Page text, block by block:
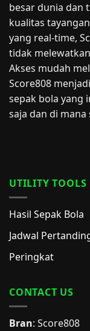
besar dunia dan
kualitas
yang real-time,
tidak
Akses mudah
Score808
sepak bola yang
saja dan di mana
UTILITY TOOLS
Hasil Sepak Bola
Jadwal
Peringkat
CONTACT US
Bran: Score808